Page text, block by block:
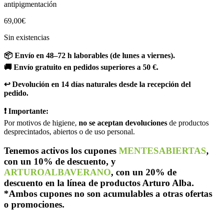
antipigmentación
69,00€
Sin existencias
📦 Envío en 48–72 h laborables (de lunes a viernes).
🚚 Envío gratuito en pedidos superiores a 50 €.
↩️ Devolución en 14 días naturales desde la recepción del
pedido.
❗ Importante:
Por motivos de higiene, no se aceptan devoluciones de productos
desprecintados, abiertos o de uso personal.
Tenemos activos los cupones MENTESABIERTAS,
con un 10% de descuento, y
ARTUROALBAVERANO, con un 20% de
descuento en la línea de productos Arturo Alba.
*Ambos cupones no son acumulables a otras ofertas
o promociones.